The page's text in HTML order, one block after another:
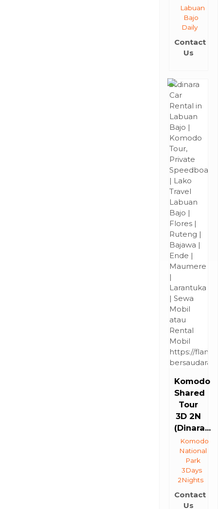
Labuan
Bajo
Daily
Contact
Us
Komodo
Shared
Tour
3D 2N
(Dinara...
Komodo
National
Park
3Days
2Nights
Contact
Us